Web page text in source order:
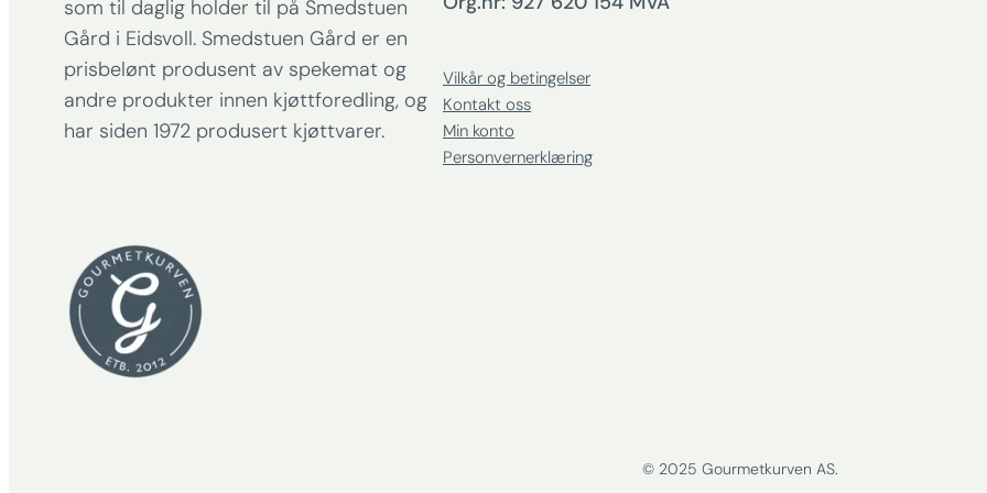
som til daglig holder til på Smedstuen
Gård i Eidsvoll. Smedstuen Gård er en
prisbelønt produsent av spekemat og
andre produkter innen kjøttforedling, og
har siden 1972 produsert kjøttvarer.
Vilkår og betingelser
Kontakt oss
Min konto
Personvernerklæring
© 2025 Gourmetkurven AS.